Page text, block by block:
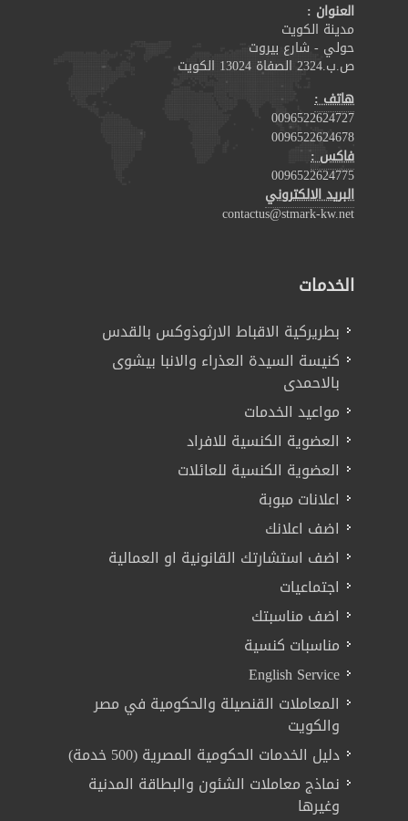
العنوان :
مدينة الكويت
حولي - شارع بيروت
ص.ب.2324 الصفاة 13024 الكويت
هاتف :
0096522624727
0096522624678
فاكس :
0096522624775
البريد الالكتروني
contactus@stmark-kw.net
الخدمات
بطريركية الاقباط الارثوذوكس بالقدس
كنيسة السيدة العذراء والانبا بيشوى
بالاحمدى
مواعيد الخدمات
العضوية الكنسية للافراد
العضوية الكنسية للعائلات
اعلانات مبوبة
اضف اعلانك
اضف استشارتك القانونية او العمالية
اجتماعيات
اضف مناسبتك
مناسبات كنسية
English Service
المعاملات القنصيلة والحكومية في مصر
والكويت
دليل الخدمات الحكومية المصرية (500 خدمة)
نماذج معاملات الشئون والبطاقة المدنية
وغيرها